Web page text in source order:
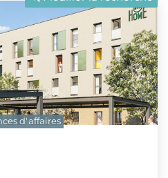
Côte d'Azur
d'affaires